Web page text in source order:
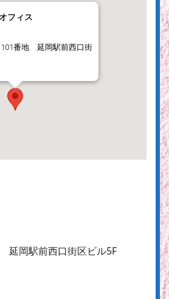
フィス
101番地 延岡駅前西口街
延岡駅前西口街区ビル5F